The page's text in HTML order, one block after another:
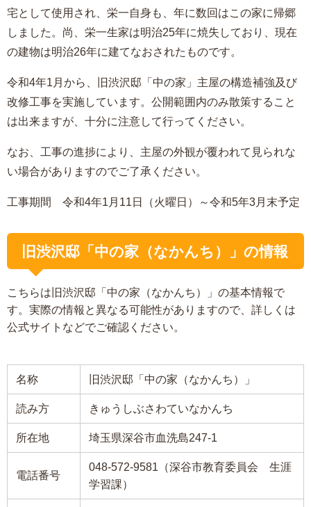
宅として使用され、栄一自身も、年に数回はこの家に帰郷
しました。尚、栄一生家は明治25年に焼失しており、現在
の建物は明治26年に建てなおされたものです。
令和4年1月から、旧渋沢邸「中の家」主屋の構造補強及び
改修工事を実施しています。公開範囲内のみ散策すること
は出来ますが、十分に注意して行ってください。
なお、工事の進捗により、主屋の外観が覆われて見られな
い場合がありますのでご了承ください。
工事期間 令和4年1月11日（火曜日）～令和5年3月末予定
旧渋沢邸「中の家（なかんち）」の情報
こちらは旧渋沢邸「中の家（なかんち）」の基本情報で
す。実際の情報と異なる可能性がありますので、詳しくは
公式サイトなどでご確認ください。
名称 旧渋沢邸「中の家（なかんち）」
読み方 きゅうしぶさわていなかんち
所在地 埼玉県深谷市血洗島247-1
電話番号
048-572-9581（深谷市教育委員会 生涯
学習課）